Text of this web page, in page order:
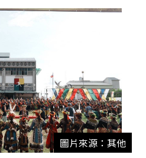
圖片來源：其他